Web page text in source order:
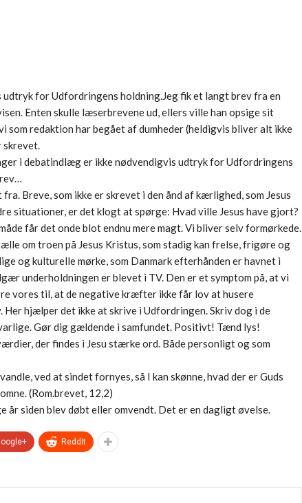
for Udfordringens holdning.Jeg fik et langt brev fra en
Enten skulle læserbrevene ud, ellers ville han opsige sit
som redaktion har begået af dumheder (heldigvis bliver alt ikke
skrevet.
i debatindlæg er ikke nødvendigvis udtryk for Udfordringens
Breve, som ikke er skrevet i den ånd af kærlighed, som Jesus
situationer, er det klogt at spørge: Hvad ville Jesus have gjort?
får det onde blot endnu mere magt. Vi bliver selv formørkede.
om troen på Jesus Kristus, som stadig kan frelse, frigøre og
og kulturelle mørke, som Danmark efterhånden er havnet i
underholdningen er blevet i TV. Den er et symptom på, at vi
vores til, at de negative kræfter ikke får lov at husere
Her hjælper det ikke at skrive i Udfordringen. Skriv dog i de
Gør dig gældende i samfundet. Positivt! Tænd lys!
der findes i Jesu stærke ord. Både personligt og som
ved at sindet fornyes, så I kan skønne, hvad der er Guds
(Rom.brevet, 12,2)
år siden blev døbt eller omvendt. Det er en dagligt øvelse.
ReddIt